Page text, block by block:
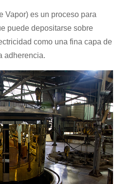
Vapor) es un proceso para
puede depositarse sobre
como una fina capa de
adherencia.